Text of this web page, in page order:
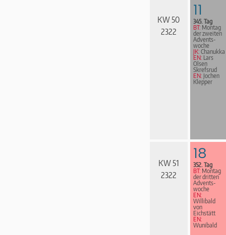
KW 50
2322
11
345. Tag
BT: Montag
der zweiten
Advents­
woche
JK: Chanukka
EN: Lars
Olsen
Skrefsrud
EN: Jochen
Klepper
KW 51
2322
18
352. Tag
BT: Montag
der dritten
Advents­
woche
EN:
Willibald
von
Eichstätt
EN:
Wunibald